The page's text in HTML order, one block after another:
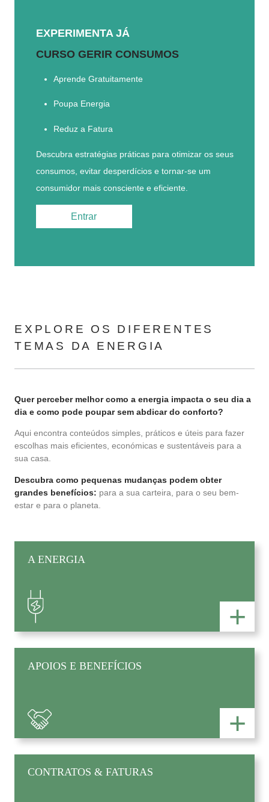
EXPLORE OS DIFERENTES
TEMAS DA ENERGIA
Quer perceber melhor como a energia impacta o seu dia a
dia e como pode poupar sem abdicar do conforto?
Aqui encontra conteúdos simples, práticos e úteis para fazer
escolhas mais eficientes, económicas e sustentáveis para a
sua casa.
Descubra como pequenas mudanças podem obter
grandes benefícios: para a sua carteira, para o seu bem-
estar e para o planeta.
A ENERGIA
+
APOIOS E BENEFÍCIOS
+
CONTRATOS & FATURAS
EXPERIMENTA JÁ
CURSO GERIR CONSUMOS
Aprende Gratuitamente
Poupa Energia
Reduz a Fatura
Descubra estratégias práticas para otimizar os seus
consumos, evitar desperdícios e tornar-se um
consumidor mais consciente e eficiente.
Entrar